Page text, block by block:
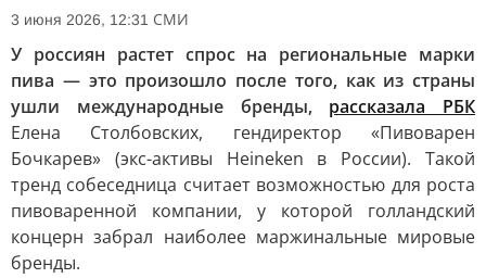
3 июня 2026, 12:31 СМИ
У россиян растет спрос на региональные марки
пива — это произошло после того, как из страны
ушли международные бренды,
рассказала РБК
Елена Столбовских, гендиректор «Пивоварен
Бочкарев» (экс-активы Heineken в России). Такой
тренд собеседница считает возможностью для роста
пивоваренной компании, у которой голландский
концерн забрал наиболее маржинальные мировые
бренды.